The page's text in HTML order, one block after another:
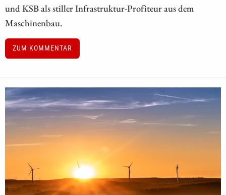
und KSB als stiller Infrastruktur-Profiteur aus dem
Maschinenbau.
ZUM KOMMENTAR